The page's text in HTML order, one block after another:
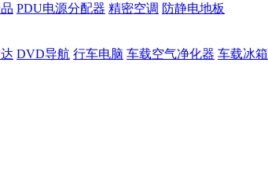
PDU电源分配器 精密空调 防静电地板
DVD导航 行车电脑 车载空气净化器 车载冰箱